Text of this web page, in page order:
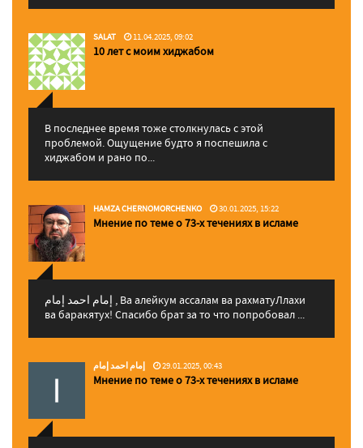
SALAT 11.04.2025, 09:02
10 лет с моим хиджабом
В последнее время тоже столкнулась с этой
проблемой. Ощущение будто я поспешила с
хиджабом и рано по...
HAMZA CHERNOMORCHENKO 30.01.2025, 15:22
Мнение по теме о 73-х течениях в исламе
إمام احمد إمام , Ва алейкум ассалам ва рахматуЛлахи
ва баракятух! Спасибо брат за то что попробовал ...
إمام احمد إمام 29.01.2025, 00:43
Мнение по теме о 73-х течениях в исламе